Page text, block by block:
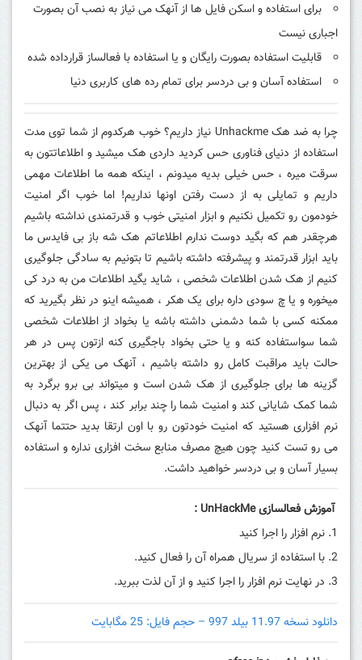
برای استفاده و اسکن فایل ها از آنهک می نیاز به نصب آن بصورت
اجباری نیست
قابلیت استفاده بصورت رایگان و یا استفاده با فعالساز قرارداده شده
استفاده آسان و بی دردسر برای تمام رده های کاربری دنیا
چرا به ضد هک Unhackme نیاز داریم؟ خوب هرکدوم از شما توی مدت
استفاده از دنیای فناوری حس کردید داردی هک میشید و اطلاعاتتون به
سرقت میره ، حس خیلی بدیه میدونم ، اینکه همه ما اطلاعات مهمی
داریم و تمایلی به از دست رفتن اونها نداریم! اما خوب اگر امنیت
خودمون رو تکمیل نکنیم و ابزار امنیتی خوب و قدرتمندی نداشته باشیم
هرچقدر هم که بگید دوست ندارم اطلاعاتم هک شه باز بی فایدس ما
باید ابزار قدرتمند و پیشرفته داشته باشیم تا بتونیم به سادگی جلوگیری
کنیم از هک شدن اطلاعات شخصی ، شاید یگید اطلاعات من به درد کی
میخوره و یا چ سودی داره برای یک هکر ، همیشه اینو در نظر بگیرید که
ممکنه کسی با شما دشمنی داشته باشه یا بخواد از اطلاعات شخصی
شما سواستفاده کنه و یا حتی بخواد باجگیری کنه ازتون پس در هر
حالت باید مراقبت کامل رو داشته باشیم ، آنهک می یکی از بهترین
گزینه ها برای جلوگیری از هک شدن است و میتواند بی برو برگرد به
شما کمک شایانی کند و امنیت شما را چند برابر کند ، پس اگر به دنبال
نرم افزاری هستید که امنیت خودتون رو با اون ارتقا بدید حتتما آنهک
می رو تست کنید چون هیچ مصرف منابع سخت افزاری نداره و استفاده
بسیار آسان و بی دردسر خواهید داشت.
آموزش فعالسازی UnHackMe :
نرم افزار را اجرا کنید
با استفاده از سریال همراه آن را فعال کنید.
در نهایت نرم افزار را اجرا کنید و از آن لذت ببرید.
دانلود نسخه 11.97 بیلد 997 – حجم فایل: 25 مگابایت